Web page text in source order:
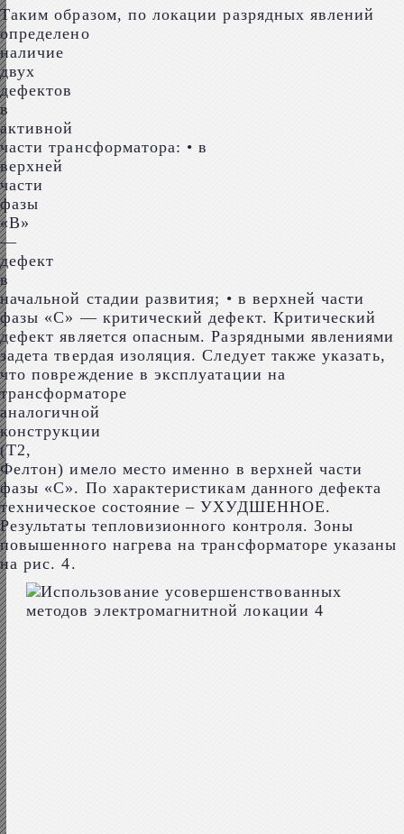
Таким образом, по локации разрядных явлений
определено
наличие
двух
дефектов
в
активной
части трансформатора: • в
верхней
части
фазы
«В»
—
дефект
в
начальной стадии развития; • в верхней части
фазы «С» — критический дефект. Критический
дефект является опасным. Разрядными явлениями
задета твердая изоляция. Следует также указать,
что повреждение в эксплуатации на
трансформаторе
аналогичной
конструкции
(Т2,
Фелтон) имело место именно в верхней части
фазы «С». По характеристикам данного дефекта
техническое состояние – УХУДШЕННОЕ.
Результаты тепловизионного контроля. Зоны
повышенного нагрева на трансформаторе указаны
на рис. 4.